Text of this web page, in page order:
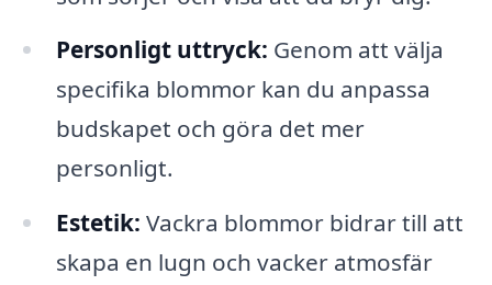
Personligt uttryck: Genom att välja
specifika blommor kan du anpassa
budskapet och göra det mer
personligt.
Estetik: Vackra blommor bidrar till att
skapa en lugn och vacker atmosfär